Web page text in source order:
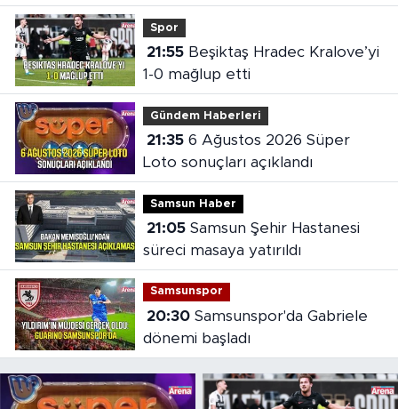
oldu
Spor
21:55Beşiktaş Hradec Kralove’yi
1-0 mağlup etti
Gündem Haberleri
21:356 Ağustos 2026 Süper
Loto sonuçları açıklandı
Samsun Haber
21:05Samsun Şehir Hastanesi
süreci masaya yatırıldı
Samsunspor
20:30Samsunspor'da Gabriele
dönemi başladı